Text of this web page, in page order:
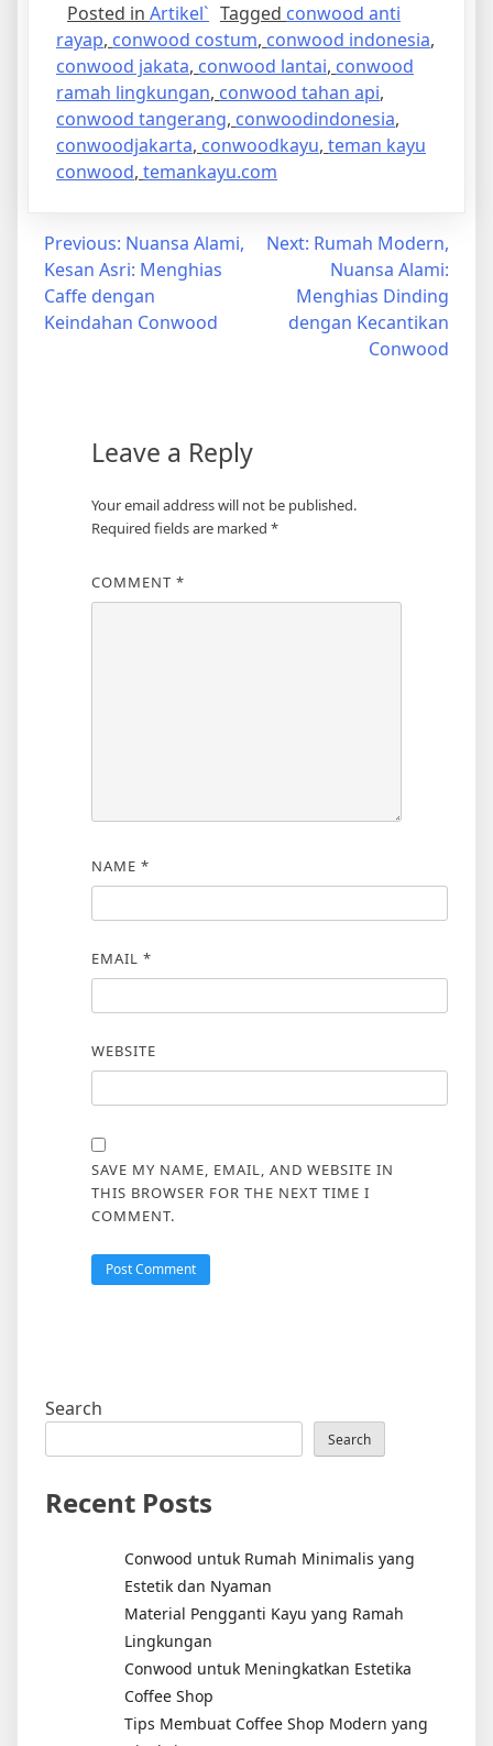
Posted in Artikel` Tagged conwood anti
rayap, conwood costum, conwood indonesia,
conwood jakata, conwood lantai, conwood
ramah lingkungan, conwood tahan api,
conwood tangerang, conwoodindonesia,
conwoodjakarta, conwoodkayu, teman kayu
conwood, temankayu.com
Post
navigation
Previous: Nuansa Alami,
Kesan Asri: Menghias
Caffe dengan
Keindahan Conwood
Next: Rumah Modern,
Nuansa Alami:
Menghias Dinding
dengan Kecantikan
Conwood
Leave a Reply
Your email address will not be published.
Required fields are marked *
COMMENT *
NAME *
EMAIL *
WEBSITE
SAVE MY NAME, EMAIL, AND WEBSITE IN
THIS BROWSER FOR THE NEXT TIME I
COMMENT.
Search
Search
Recent Posts
Conwood untuk Rumah Minimalis yang
Estetik dan Nyaman
Material Pengganti Kayu yang Ramah
Lingkungan
Conwood untuk Meningkatkan Estetika
Coffee Shop
Tips Membuat Coffee Shop Modern yang